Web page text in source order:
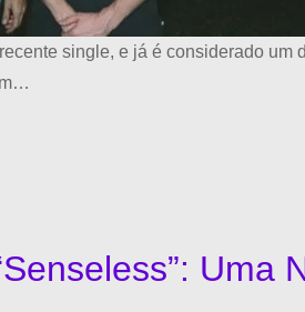
single, e já é considerado
Uma